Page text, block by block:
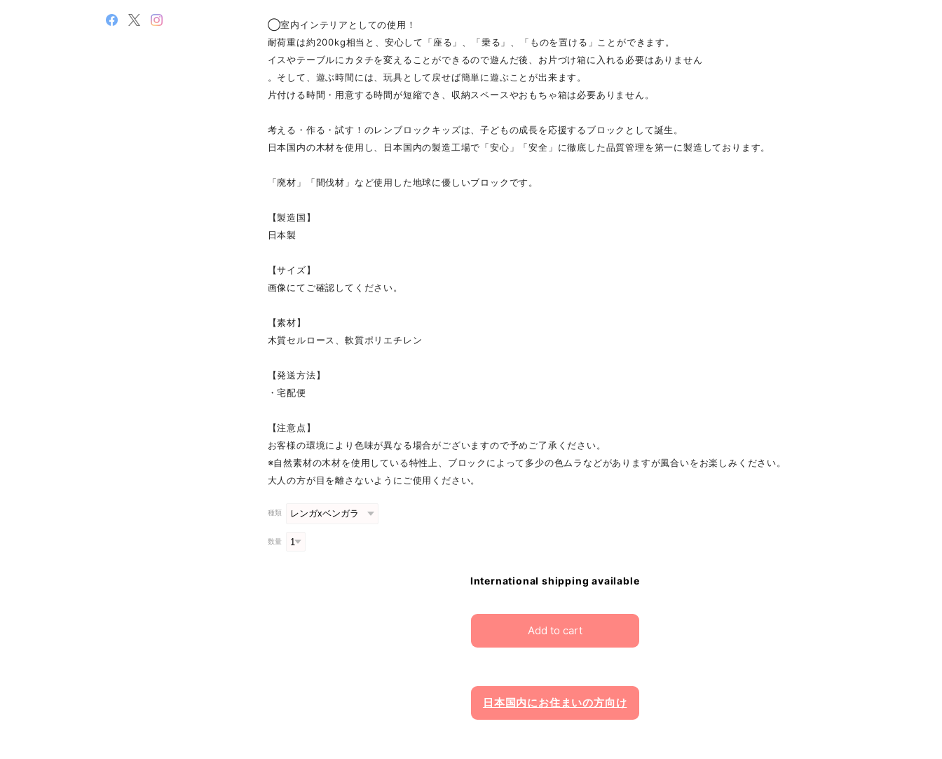
◯室内インテリアとしての使用！
耐荷重は約200kg相当と、安心して「座る」、「乗る」、「ものを置ける」ことができます。
イスやテーブルにカタチを変えることができるので遊んだ後、お片づけ箱に入れる必要はありません
。そして、遊ぶ時間には、玩具として戻せば簡単に遊ぶことが出来ます。
片付ける時間・用意する時間が短縮でき、収納スペースやおもちゃ箱は必要ありません。
考える・作る・試す！のレンブロックキッズは、子どもの成長を応援するブロックとして誕生。
日本国内の木材を使用し、日本国内の製造工場で「安心」「安全」に徹底した品質管理を第一に製造しております。
「廃材」「間伐材」など使用した地球に優しいブロックです。
【製造国】
日本製
【サイズ】
画像にてご確認してください。
【素材】
木質セルロース、軟質ポリエチレン
【発送方法】
・宅配便
【注意点】
お客様の環境により色味が異なる場合がございますので予めご了承ください。
※自然素材の木材を使用している特性上、ブロックによって多少の色ムラなどがありますが風合いをお楽しみください。
大人の方が目を離さないようにご使用ください。
種類
数量
International shipping available
Add to cart
日本国内にお住まいの方向け